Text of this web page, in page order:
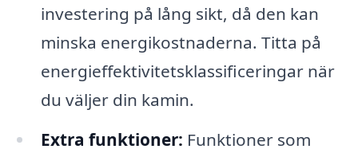
investering på lång sikt, då den kan
minska energikostnaderna. Titta på
energieffektivitetsklassificeringar när
du väljer din kamin.
Extra funktioner: Funktioner som